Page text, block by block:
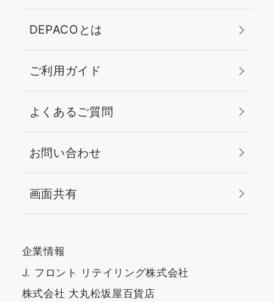
DEPACOとは
ご利用ガイド
よくあるご質問
お問い合わせ
画面共有
企業情報
J. フロント リテイリング株式会社
株式会社 大丸松坂屋百貨店